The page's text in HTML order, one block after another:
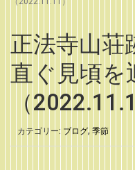
正法寺山荘
直ぐ見頃を
（
カテゴリー: ブログ, 季節